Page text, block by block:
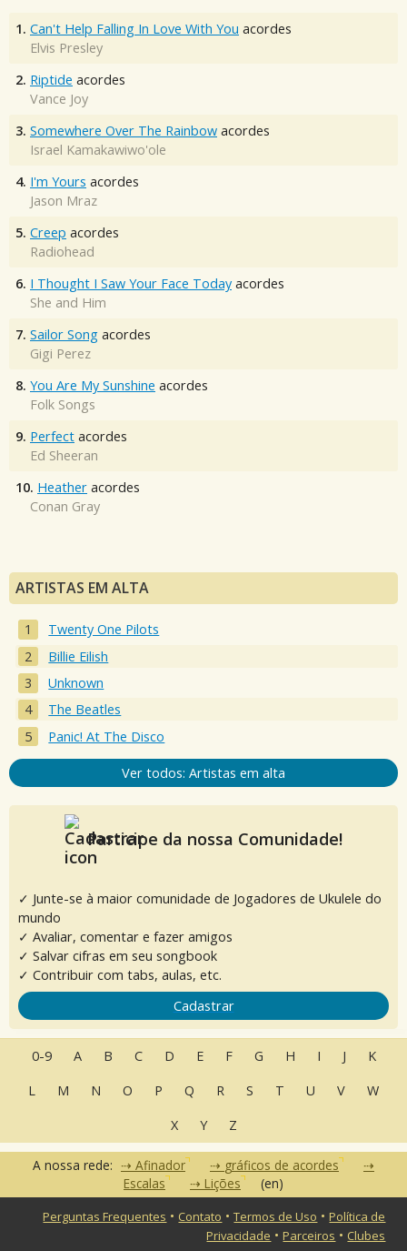
1. Can't Help Falling In Love With You acordes
Elvis Presley
2. Riptide acordes
Vance Joy
3. Somewhere Over The Rainbow acordes
Israel Kamakawiwo'ole
4. I'm Yours acordes
Jason Mraz
5. Creep acordes
Radiohead
6. I Thought I Saw Your Face Today acordes
She and Him
7. Sailor Song acordes
Gigi Perez
8. You Are My Sunshine acordes
Folk Songs
9. Perfect acordes
Ed Sheeran
10. Heather acordes
Conan Gray
ARTISTAS EM ALTA
Twenty One Pilots
Billie Eilish
Unknown
The Beatles
Panic! At The Disco
Ver todos: Artistas em alta
Participe da nossa Comunidade!
✓ Junte-se à maior comunidade de Jogadores de Ukulele do
mundo
✓ Avaliar, comentar e fazer amigos
✓ Salvar cifras em seu songbook
✓ Contribuir com tabs, aulas, etc.
Cadastrar
0-9 A B C D E F G H I J
K
L
M N O P Q R S T U V
W
X
Y Z
A nossa rede: Afinador
gráficos de acordes
Escalas
Lições (en)
Perguntas Frequentes • Contato •Termos de Uso •Política de
Privacidade •Parceiros • Clubes